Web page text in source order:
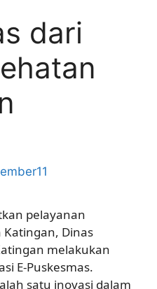
dari
pelayanan
Dinas
melakukan
E-Puskesmas.
satu inovasi dalam